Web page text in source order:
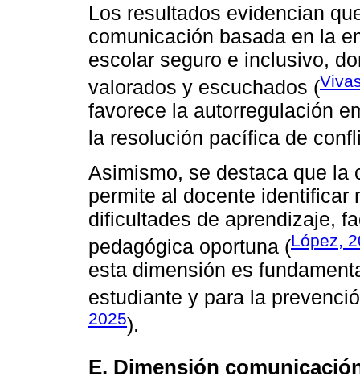
Los resultados evidencian
comunicación basada en la
escolar seguro e inclusivo,
valorados y escuchados (
favorece la autorregulación
la resolución pacífica de
Asimismo, se destaca que la
permite al docente identificar
dificultades de aprendizaje,
pedagógica oportuna (López,
esta dimensión es
estudiante y para la
2025).
E. Dimensión